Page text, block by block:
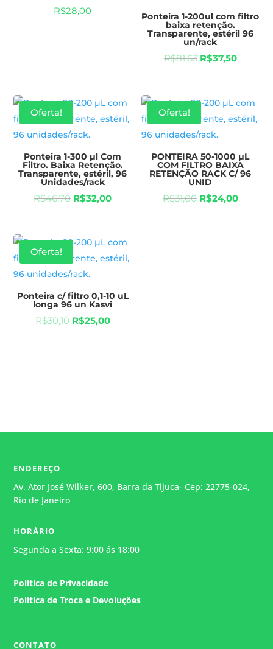
R$28,00 Ponteira 1-200ul com filtro
baixa retenção.
Transparente, estéril 96
un/rack
R$81,63 R$37,50
Oferta!
Ponteira 1-300 µl Com
Filtro. Baixa Retenção.
Transparente, estéril, 96
Unidades/rack
R$46,70 R$32,00
Oferta!
PONTEIRA 50-1000 µL
COM FILTRO BAIXA
RETENÇÃO RACK C/ 96
UNID
R$31,00 R$24,00
Oferta!
Ponteira c/ filtro 0,1-10 uL
longa 96 un Kasvi
R$30,10 R$25,00
ENDEREÇO
Av. Ator José Wilker, 600, Barra da Tijuca- Cep: 22775-024,
Rio de Janeiro
HORÁRIO
Segunda a Sexta: 9:00 ás 18:00
Política de Privacidade
Política de Troca e Devoluções
CONTATO
Atendimento